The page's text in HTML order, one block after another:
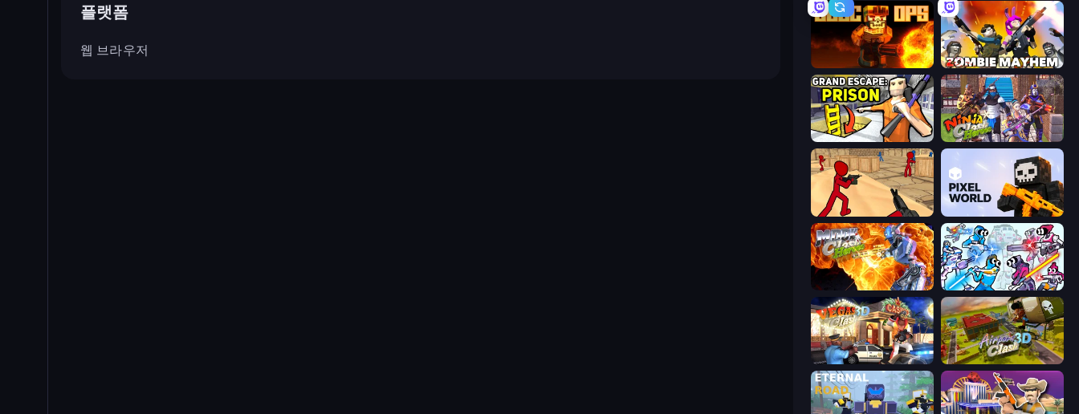
플랫폼
웹 브라우저
BLOCOPS Zombie Mayhem
Grand Escape: Prison Ninja Clash Heroes
Stickman Counter Terror Strike Pixel World
Moon Clash Heroes Space Wars Battleground
Vegas Clash 3D Airport Clash 3D